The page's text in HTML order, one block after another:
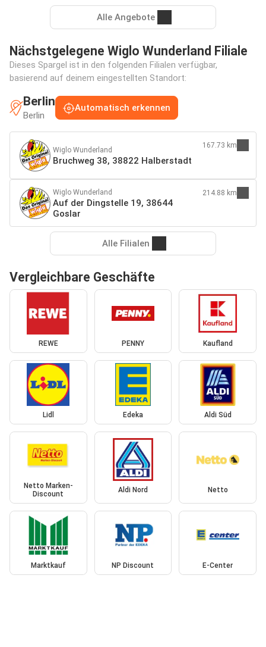
Alle Angebote
Nächstgelegene Wiglo Wunderland Filiale
Dieses Spargel ist in den folgenden Filialen verfügbar,
basierend auf deinem eingestellten Standort:
Berlin
Berlin
Automatisch erkennen
Wiglo Wunderland
Bruchweg 38, 38822 Halberstadt
167.73 km
Wiglo Wunderland
Auf der Dingstelle 19, 38644
Goslar
214.88 km
Alle Filialen
Vergleichbare Geschäfte
REWE PENNY Kaufland
Lidl Edeka Aldi Süd
Netto Marken-
Discount
Aldi Nord Netto
Marktkauf NP Discount E-Center